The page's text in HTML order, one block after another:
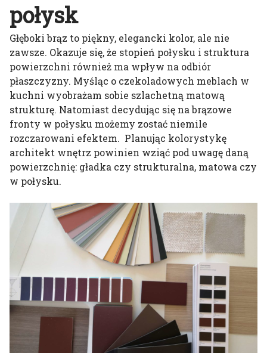
połysk
Głęboki brąz to piękny, elegancki kolor, ale nie
zawsze. Okazuje się, że stopień połysku i struktura
powierzchni również ma wpływ na odbiór
płaszczyzny. Myśląc o czekoladowych meblach w
kuchni wyobrażam sobie szlachetną matową
strukturę. Natomiast decydując się na brązowe
fronty w połysku możemy zostać niemile
rozczarowani efektem. Planując kolorystykę
architekt wnętrz powinien wziąć pod uwagę daną
powierzchnię: gładka czy strukturalna, matowa czy
w połysku.